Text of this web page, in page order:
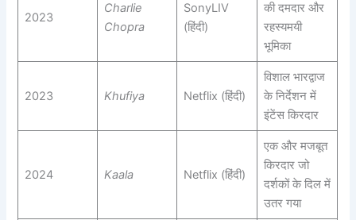
2023
Charlie
Chopra
SonyLIV
(हिंदी)
की दमदार और
रहस्यमयी
भूमिका
2023 Khufiya Netflix (हिंदी)
विशाल भारद्वाज
के निर्देशन में
इंटेंस किरदार
2024 Kaala Netflix (हिंदी)
एक और मजबूत
किरदार जो
दर्शकों के दिल में
उतर गया